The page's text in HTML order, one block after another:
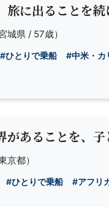
旅に出ることを続
宮城県 / 57歳）
#ひとりで乗船 #中米・カ
があることを、子
京都）
#ひとりで乗船 #アフリ